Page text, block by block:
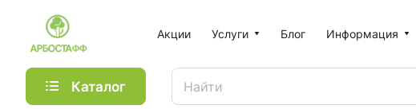
Акции Услуги Блог Информация
Каталог